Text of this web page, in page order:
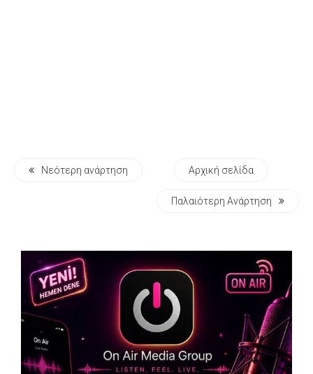
Νεότερη ανάρτηση Αρχική σελίδα
Παλαιότερη Ανάρτηση